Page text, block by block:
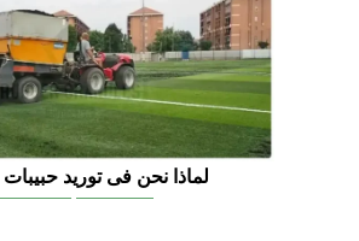
لماذا نحن فى توريد